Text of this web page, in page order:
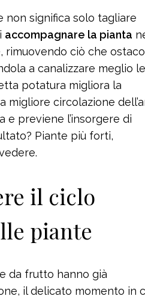
non significa solo tagliare
accompagnare la pianta
rimuovendo ciò che
a canalizzare meglio le
potatura migliora la
migliore circolazione
e previene l’insorgere di
Piante più forti,
il ciclo
piante
da frutto hanno già
il delicato momento in